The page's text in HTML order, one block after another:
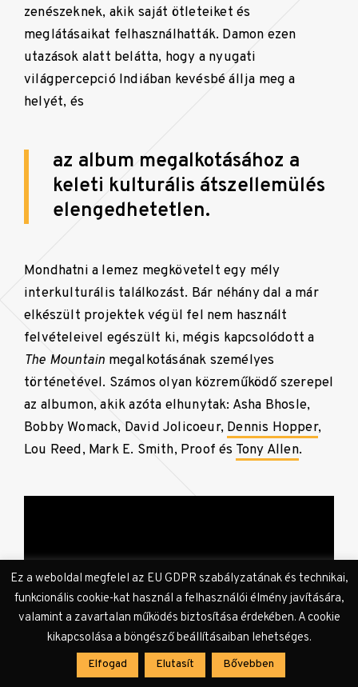
zenészeknek, akik saját ötleteiket és
meglátásaikat felhasználhatták. Damon ezen
utazások alatt belátta, hogy a nyugati
világpercepció Indiában kevésbé állja meg a
helyét, és
az album megalkotásához a
keleti kulturális átszellemülés
elengedhetetlen.
Mondhatni a lemez megkövetelt egy mély
interkulturális találkozást. Bár néhány dal a már
elkészült projektek végül fel nem használt
felvételeivel egészült ki, mégis kapcsolódott a
The Mountain megalkotásának személyes
történetével. Számos olyan közreműködő szerepel
az albumon, akik azóta elhunytak: Asha Bhosle,
Bobby Womack, David Jolicoeur, Dennis Hopper,
Lou Reed, Mark E. Smith, Proof és Tony Allen.
Ez a weboldal megfelel az EU GDPR szabályzatának és technikai,
funkcionális cookie-kat használ a felhasználói élmény javítására,
valamint a zavartalan működés biztosítása érdekében. A cookie
kikapcsolása a böngésző beállításaiban lehetséges.
Elfogad Elutasít Bővebben